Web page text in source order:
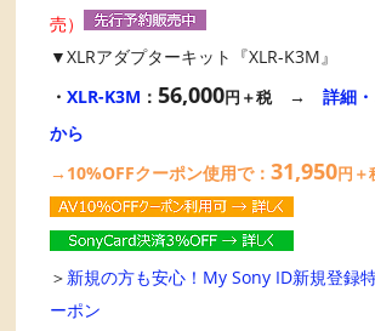
売）
▼XLRアダプターキット『XLR-K3M』
・XLR-K3M ：56,000円＋税→詳細
から
→10%OFFクーポン使用で：31,950円＋
＞ 新規の方も安心！My Sony ID新規登録
ーポン